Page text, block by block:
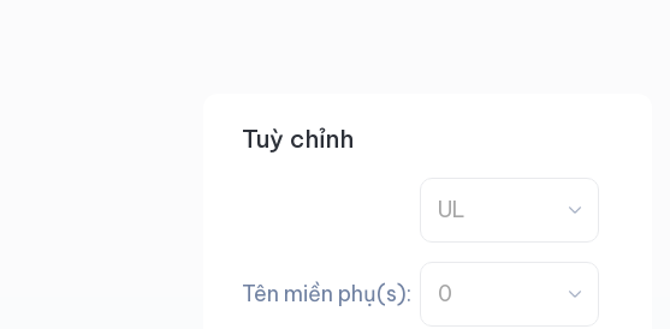
Tuỳ chỉnh
Tên miền phụ(s):